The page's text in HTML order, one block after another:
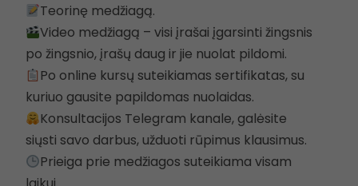
Teorinę medžiagą.
Video medžiagą – visi įrašai įgarsinti žingsnis
po žingsnio, įrašų daug ir jie nuolat pildomi.
Po online kursų suteikiamas sertifikatas, su
kuriuo gausite papildomas nuolaidas.
Konsultacijos Telegram kanale, galėsite
siųsti savo darbus, užduoti rūpimus klausimus.
Prieiga prie medžiagos suteikiama visam